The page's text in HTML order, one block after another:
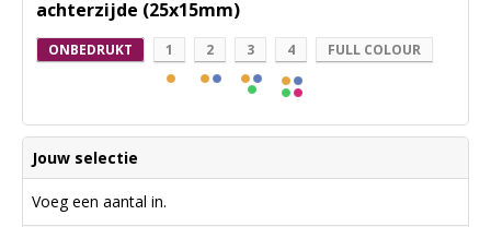
achterzijde (25x15mm)
ONBEDRUKT 1 2 3 4 FULL COLOUR
Jouw selectie
Voeg een aantal in.